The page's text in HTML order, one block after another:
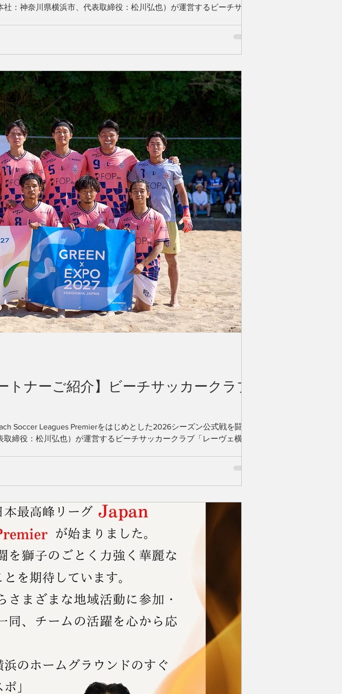
：神奈川県横浜市、代表取締役：松川弘也）が運営するビーチサッ
けど、経験がない…」「砂浜でプレーするのは初めて…」 そんな方
、ビーチサッカーならではの楽しさをぜひ体感してください！...
トナーご紹介】ビーチサッカークラブ
Soccer Leagues Premierをはじめとした2026シーズン公式戦を闘い
締役：松川弘也）が運営するビーチサッカークラブ「レーヴェ横
代表者：髙橋 朋也 所在地：神奈川県横浜市港北区新横浜1-14-20-